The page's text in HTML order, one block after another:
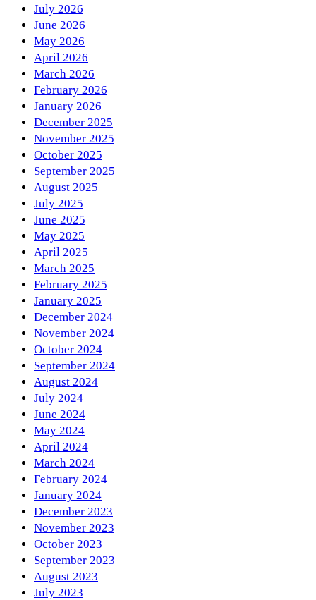
July 2026
June 2026
May 2026
April 2026
March 2026
February 2026
January 2026
December 2025
November 2025
October 2025
September 2025
August 2025
July 2025
June 2025
May 2025
April 2025
March 2025
February 2025
January 2025
December 2024
November 2024
October 2024
September 2024
August 2024
July 2024
June 2024
May 2024
April 2024
March 2024
February 2024
January 2024
December 2023
November 2023
October 2023
September 2023
August 2023
July 2023